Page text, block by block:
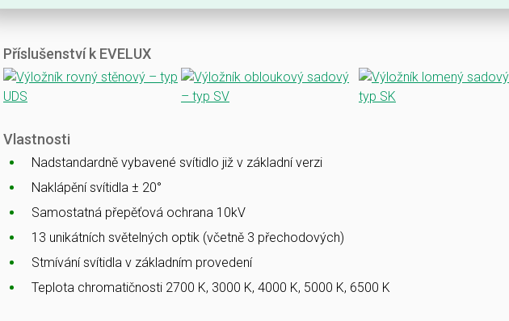
Příslušenství k EVELUX
Vlastnosti
Nadstandardně vybavené svítidlo již v základní verzi
Naklápění svítidla ± 20°
Samostatná přepěťová ochrana 10kV
13 unikátních světelných optik (včetně 3 přechodových)
Stmívání svítidla v základním provedení
Teplota chromatičnosti 2700 K, 3000 K, 4000 K, 5000 K, 6500 K